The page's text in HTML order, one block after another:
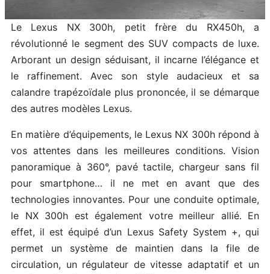
Le Lexus NX 300h, petit frère du RX450h, a
révolutionné le segment des SUV compacts de luxe.
Arborant un design séduisant, il incarne l’élégance et
le raffinement. Avec son style audacieux et sa
calandre trapézoïdale plus prononcée, il se démarque
des autres modèles Lexus.
En matière d’équipements, le Lexus NX 300h répond à
vos attentes dans les meilleures conditions. Vision
panoramique à 360°, pavé tactile, chargeur sans fil
pour smartphone… il ne met en avant que des
technologies innovantes. Pour une conduite optimale,
le NX 300h est également votre meilleur allié. En
effet, il est équipé d’un Lexus Safety System +, qui
permet un système de maintien dans la file de
circulation, un régulateur de vitesse adaptatif et un